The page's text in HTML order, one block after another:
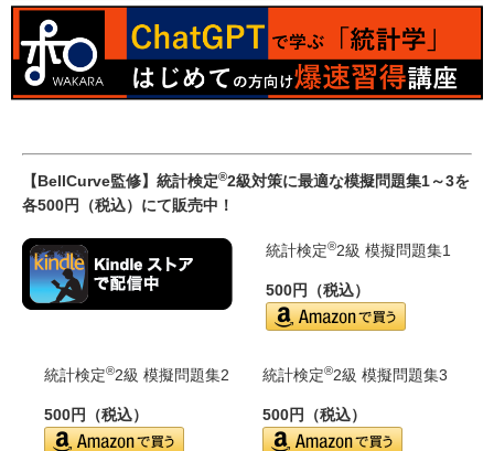
【BellCurve監修】統計検定®2級対策に最適な模擬問題集1～3を
各500円（税込）にて販売中！
統計検定®2級 模擬問題集1
500円（税込）
統計検定®2級 模擬問題集2
500円（税込）
統計検定®2級 模擬問題集3
500円（税込）